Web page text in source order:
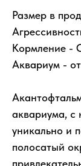
Размер в
Кормление -
Аквариум -
аквариума, с
уникально и
полосатый